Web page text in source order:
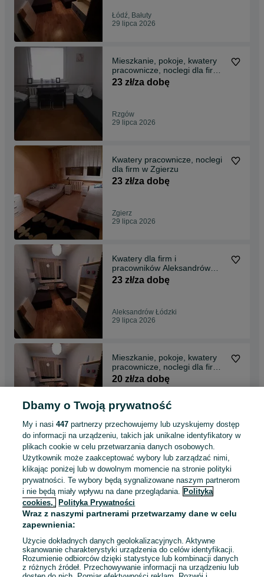
Łódź, Bałuty
29 lipca 2026
Mieszkanie, pokoje, kwatery
pracownicze, noclegi dla firm
w Rzgowie
23 zł/za dobę
Rzgów
29 lipca 2026
Kwatery pracownicze, noclegi
dla firm w Zgierzu
23 zł/za dobę
Zgierz
29 lipca 2026
Kwatery dla firm i
pracowników Aleksandrów
Łódzki
23 zł/za dobę
Aleksandrów Łódzki
29 lipca 2026
Mieszkanie, pokoje, kwatery
pracownicze, noclegi dla firm
Łask
20 zł/za dobę
Łask
29 lipca 2026
Łódź Górna Kwatery
pracownicze, noclegi
20 zł/za dobę
Łódź, Górna
29 lipca 2026
1 2
Dbamy o Twoją prywatność
My i nasi447 partnerzy przechowujemy lub uzyskujemy dostęp
do informacji na urządzeniu, takich jak unikalne identyfikatory w
plikach cookie w celu przetwarzania danych osobowych.
Użytkownik może zaakceptować wybory lub zarządzać nimi,
klikając poniżej lub w dowolnym momencie na stronie polityki
prywatności. Te wybory będą sygnalizowane naszym partnerom
i nie będą miały wpływu na dane przeglądania. Polityka
cookies,
Polityka Prywatności
Wraz z naszymi partnerami przetwarzamy dane w celu
zapewnienia:
Użycie dokładnych danych geolokalizacyjnych. Aktywne
skanowanie charakterystyki urządzenia do celów identyfikacji.
Rozumienie odbiorców dzięki statystyce lub kombinacji danych
z różnych źródeł. Przechowywanie informacji na urządzeniu lub